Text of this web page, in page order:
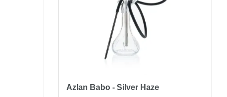
Azlan Babo - Silver Haze